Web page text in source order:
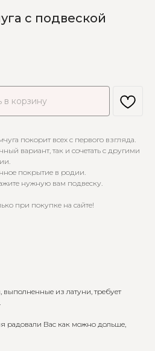
с подвеской
в корзину
покорит всех с первого взгляда.
вариант, так и сочетать с другими
покрытие в родии.
нужную вам подвеску.
при покупке на сайте!
из латуни, требует
радовали Вас как можно дольше,